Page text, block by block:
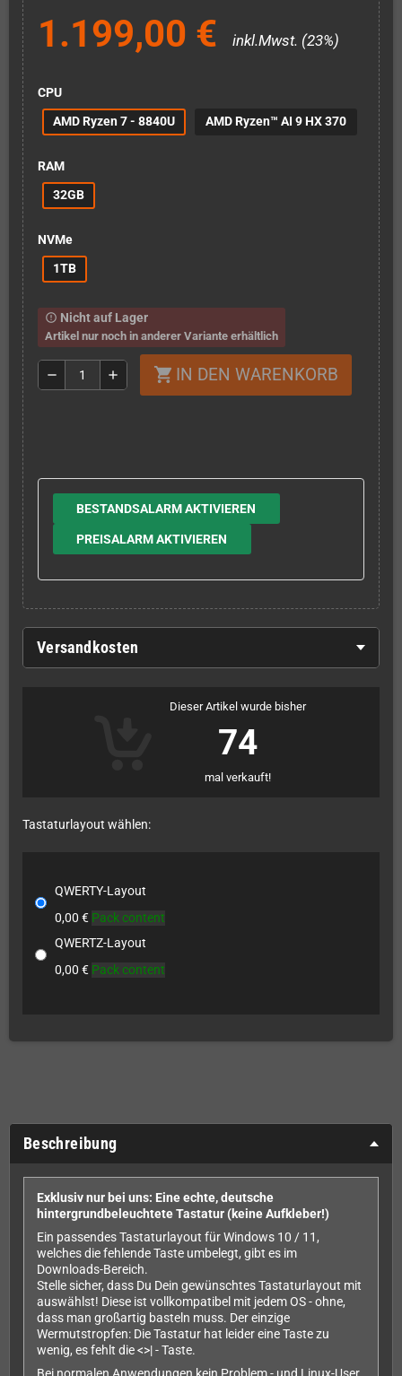
1.199,00 € inkl.Mwst. (23%)
CPU
AMD Ryzen 7 - 8840U
AMD Ryzen™ AI 9 HX 370
RAM
32GB
NVMe
1TB
error_outline Nicht auf Lager
Artikel nur noch in anderer Variante erhältlich
remove add shopping_cart IN DEN WARENKORB
BESTANDSALARM AKTIVIEREN
PREISALARM AKTIVIEREN
Versandkosten
Dieser Artikel wurde bisher
74
mal verkauft!
Tastaturlayout wählen:
QWERTY-Layout
0,00 € Pack content
QWERTZ-Layout
0,00 € Pack content
Beschreibung
Exklusiv nur bei uns: Eine echte, deutsche
hintergrundbeleuchtete Tastatur (keine Aufkleber!)
Ein passendes Tastaturlayout für Windows 10 / 11,
welches die fehlende Taste umbelegt, gibt es im
Downloads-Bereich.
Stelle sicher, dass Du Dein gewünschtes Tastaturlayout mit
auswählst! Diese ist vollkompatibel mit jedem OS - ohne,
dass man großartig basteln muss. Der einzige
Wermutstropfen: Die Tastatur hat leider eine Taste zu
wenig, es fehlt die <>| - Taste.